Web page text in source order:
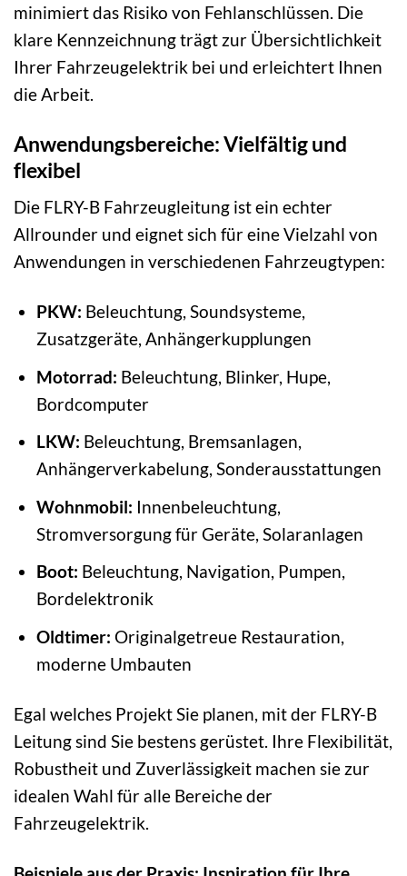
minimiert das Risiko von Fehlanschlüssen. Die
klare Kennzeichnung trägt zur Übersichtlichkeit
Ihrer Fahrzeugelektrik bei und erleichtert Ihnen
die Arbeit.
Anwendungsbereiche: Vielfältig und
flexibel
Die FLRY-B Fahrzeugleitung ist ein echter
Allrounder und eignet sich für eine Vielzahl von
Anwendungen in verschiedenen Fahrzeugtypen:
PKW: Beleuchtung, Soundsysteme,
Zusatzgeräte, Anhängerkupplungen
Motorrad: Beleuchtung, Blinker, Hupe,
Bordcomputer
LKW: Beleuchtung, Bremsanlagen,
Anhängerverkabelung, Sonderausstattungen
Wohnmobil: Innenbeleuchtung,
Stromversorgung für Geräte, Solaranlagen
Boot: Beleuchtung, Navigation, Pumpen,
Bordelektronik
Oldtimer: Originalgetreue Restauration,
moderne Umbauten
Egal welches Projekt Sie planen, mit der FLRY-B
Leitung sind Sie bestens gerüstet. Ihre Flexibilität,
Robustheit und Zuverlässigkeit machen sie zur
idealen Wahl für alle Bereiche der
Fahrzeugelektrik.